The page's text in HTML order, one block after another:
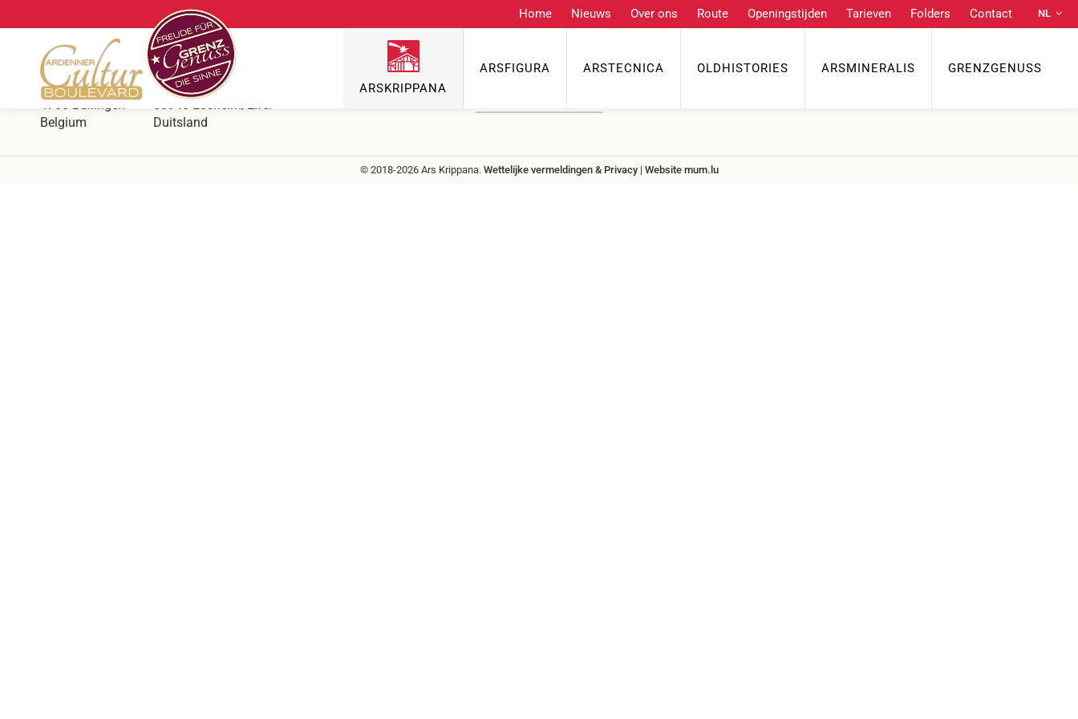
Home Nieuws Over ons Route Openingstijden Tarieven Folders Contact
NL
ARSKRIPPANA
ARSFIGURA ARSTECNICA OLDHISTORIES ARSMINERALIS GRENZGENUSS
Ars Krippana
Aan de Duits-Belgische grens
Hergersberg 1
4760 Büllingen
Belgium
Prümer Str. 55
53940 Losheim/Eifel
Duitsland
Telefoon
Route Openingstijden Tarieven
© 2018-2026 Ars Krippana. Wettelijke vermeldingen & Privacy| Website mum.lu